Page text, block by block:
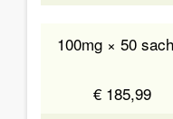
100mg × 50
€ 185,99